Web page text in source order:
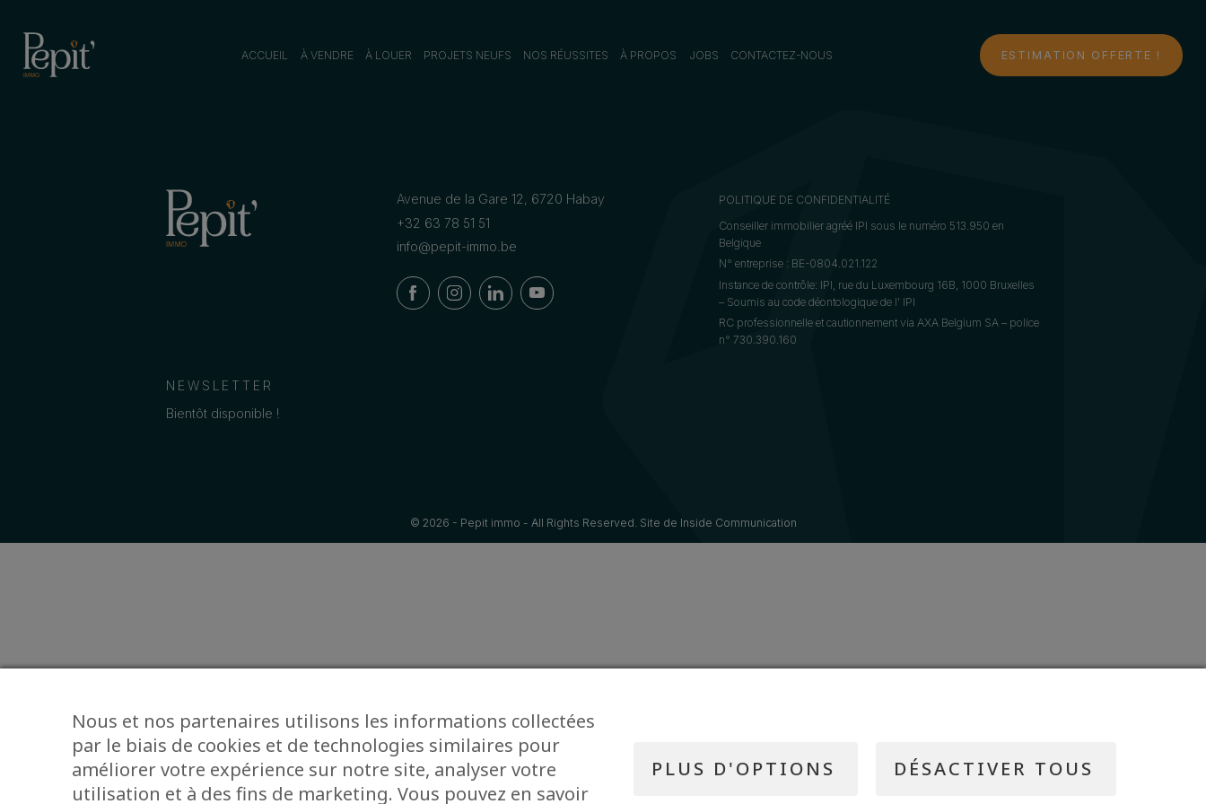
ACCUEIL À VENDRE À LOUER PROJETS NEUFS NOS RÉUSSITES À PROPOS JOBS CONTACTEZ-NOUS ESTIMATION OFFERTE !
Avenue de la Gare 12, 6720 Habay
+32 63 78 51 51
info@pepit-immo.be
POLITIQUE DE CONFIDENTIALITÉ
Conseiller immobilier agréé IPI sous le numéro 513.950 en
Belgique
N° entreprise : BE-0804.021.122
Instance de contrôle: IPI, rue du Luxembourg 16B, 1000 Bruxelles
– Soumis au code déontologique de l’ IPI
RC professionnelle et cautionnement via AXA Belgium SA – police
n° 730.390.160
NEWSLETTER
Bientôt disponible !
© 2026 - Pepit immo - All Rights Reserved. Site de Inside Communication
Nous et nos partenaires utilisons les informations collectées
par le biais de cookies et de technologies similaires pour
améliorer votre expérience sur notre site, analyser votre
utilisation et à des fins de marketing. Vous pouvez en savoir
PLUS D'OPTIONS DÉSACTIVER TOUS